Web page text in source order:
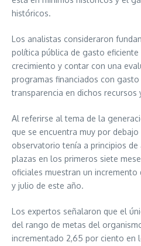
históricos.
Los analistas consideraron
política pública de gasto eficiente
crecimiento y contar con una
programas financiados con
transparencia en dichos recursos
Al referirse al tema de la
que se encuentra muy por
observatorio tenía a principios
plazas en los primeros siete
oficiales muestran un
y julio de este año.
Los expertos señalaron que el
del rango de metas del
incrementado 2,65 por ciento en